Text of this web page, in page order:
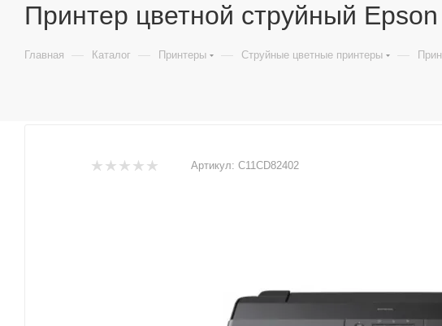
Принтер цветной струйный
Главная — Каталог — Принтеры — Струйные цветные принтеры —
Артикул: C11CD82402